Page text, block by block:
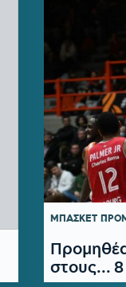
ΜΠΑΣΚΕΤ
στους...